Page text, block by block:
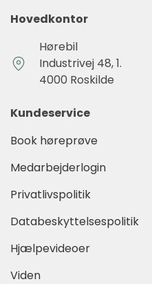
Hovedkontor
Hørebil
Industrivej 48, 1.
4000 Roskilde
Kundeservice
Book høreprøve
Medarbejderlogin
Privatlivspolitik
Databeskyttelsespolitik
Hjælpevideoer
Viden